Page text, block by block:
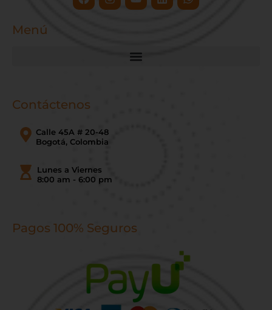
Menú
Contáctenos
Calle 45A # 20-48
Bogotá, Colombia
Lunes a Viernes
8:00 am - 6:00 pm
Pagos 100% Seguros